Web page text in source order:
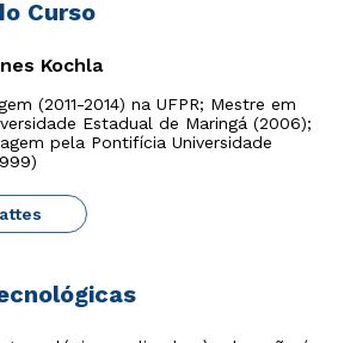
Curso
Kochla
(2011-2014) na UFPR; Mestre em
Estadual de Maringá (2006);
pela Pontifícia Universidade